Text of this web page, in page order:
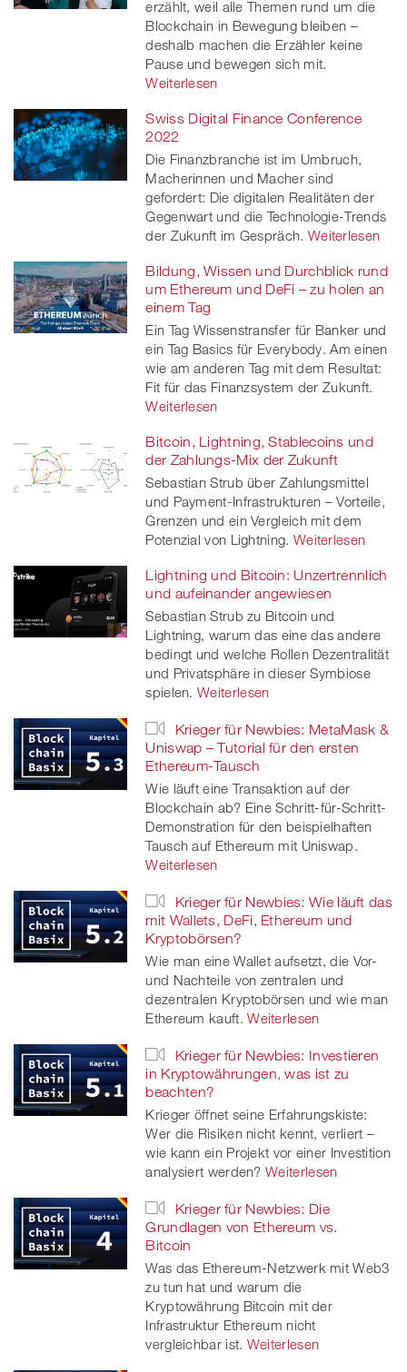
erzählt, weil alle Themen rund um die
Blockchain in Bewegung bleiben –
deshalb machen die Erzähler keine
Pause und bewegen sich mit.
Weiterlesen
Swiss Digital Finance Conference
2022
Die Finanzbranche ist im Umbruch,
Macherinnen und Macher sind
gefordert: Die digitalen Realitäten der
Gegenwart und die Technologie-Trends
der Zukunft im Gespräch. Weiterlesen
Bildung, Wissen und Durchblick rund
um Ethereum und DeFi – zu holen an
einem Tag
Ein Tag Wissenstransfer für Banker und
ein Tag Basics für Everybody. Am einen
wie am anderen Tag mit dem Resultat:
Fit für das Finanzsystem der Zukunft.
Weiterlesen
Bitcoin, Lightning, Stablecoins und
der Zahlungs-Mix der Zukunft
Sebastian Strub über Zahlungsmittel
und Payment-Infrastrukturen – Vorteile,
Grenzen und ein Vergleich mit dem
Potenzial von Lightning. Weiterlesen
Lightning und Bitcoin: Unzertrennlich
und aufeinander angewiesen
Sebastian Strub zu Bitcoin und
Lightning, warum das eine das andere
bedingt und welche Rollen Dezentralität
und Privatsphäre in dieser Symbiose
spielen. Weiterlesen
Krieger für Newbies: MetaMask &
Uniswap – Tutorial für den ersten
Ethereum-Tausch
Wie läuft eine Transaktion auf der
Blockchain ab? Eine Schritt-für-Schritt-
Demonstration für den beispielhaften
Tausch auf Ethereum mit Uniswap.
Weiterlesen
Krieger für Newbies: Wie läuft das
mit Wallets, DeFi, Ethereum und
Kryptobörsen?
Wie man eine Wallet aufsetzt, die Vor-
und Nachteile von zentralen und
dezentralen Kryptobörsen und wie man
Ethereum kauft. Weiterlesen
Krieger für Newbies: Investieren
in Kryptowährungen, was ist zu
beachten?
Krieger öffnet seine Erfahrungskiste:
Wer die Risiken nicht kennt, verliert –
wie kann ein Projekt vor einer Investition
analysiert werden? Weiterlesen
Krieger für Newbies: Die
Grundlagen von Ethereum vs.
Bitcoin
Was das Ethereum-Netzwerk mit Web3
zu tun hat und warum die
Kryptowährung Bitcoin mit der
Infrastruktur Ethereum nicht
vergleichbar ist. Weiterlesen